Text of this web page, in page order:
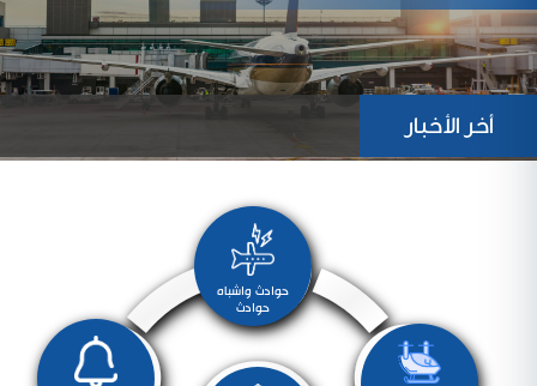
أخر الأخبار
حوادث واشباه
حوادث